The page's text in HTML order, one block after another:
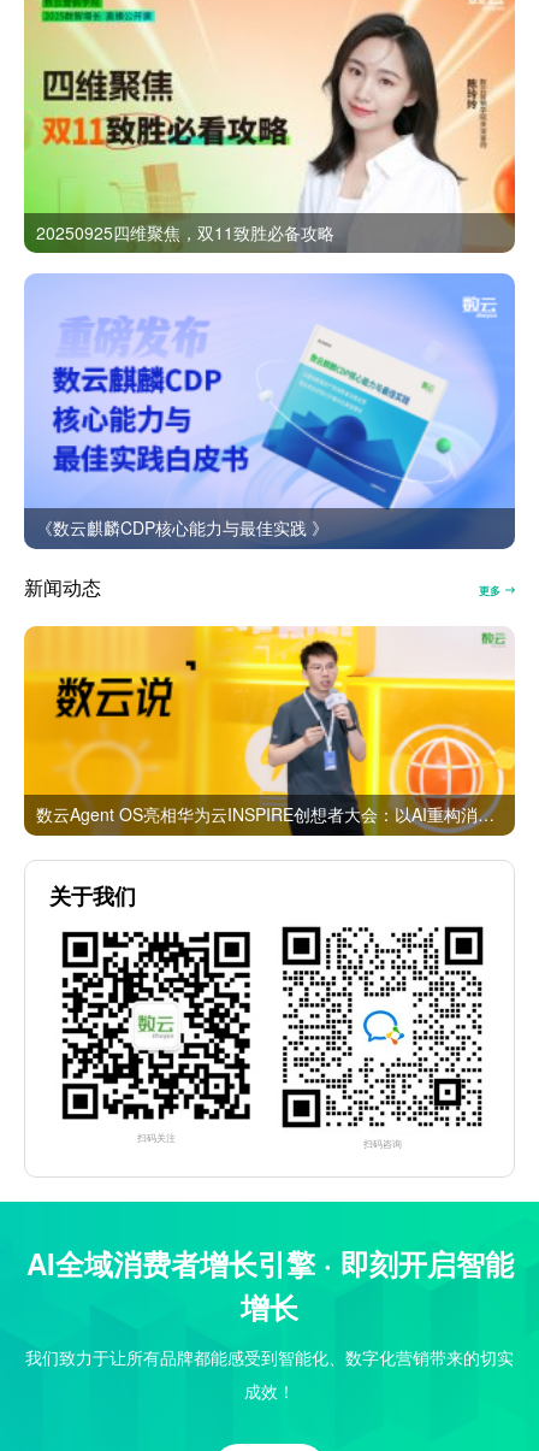
20250925四维聚焦，双11致胜必备攻略
《数云麒麟CDP核心能力与最佳实践 》
新闻动态 更多
数云Agent OS亮相华为云INSPIRE创想者大会：以AI重构消费者运营与零售营销新范式
关于我们
扫码关注 扫码咨询
AI全域消费者增长引擎 · 即刻开启智能
增长
我们致力于让所有品牌都能感受到智能化、数字化营销带来的切实
成效！